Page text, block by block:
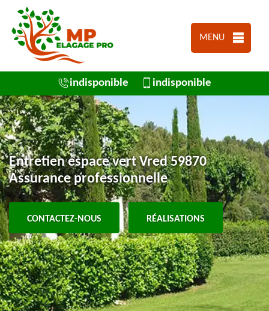
MENU
indisponible indisponible
Entretien espace vert Vred 59870
Assurance professionnelle
CONTACTEZ-NOUS RÉALISATIONS